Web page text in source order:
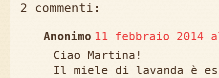
2 commenti:
Anonimo 11 febbraio 2014
Ciao Martina!
Il miele di lavanda è